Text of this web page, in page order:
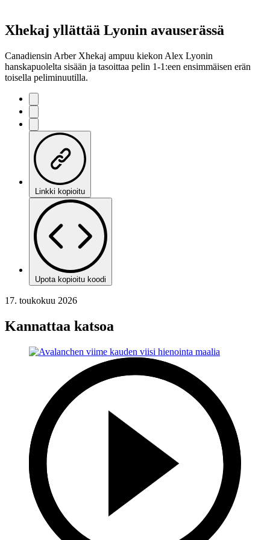
Xhekaj yllättää Lyonin avauserässä
Canadiensin Arber Xhekaj ampuu kiekon Alex Lyonin
hanskapuolelta sisään ja tasoittaa pelin 1-1:een ensimmäisen erän
toisella peliminuutilla.
Linkki kopioitu
Upota kopioitu koodi
17. toukokuu 2026
Kannattaa katsoa